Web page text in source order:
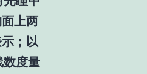
上两
；以
数度量